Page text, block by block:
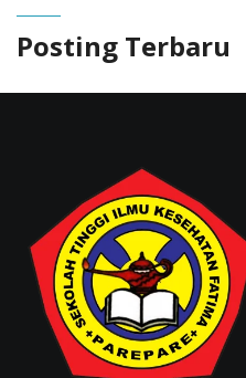
Posting Terbaru